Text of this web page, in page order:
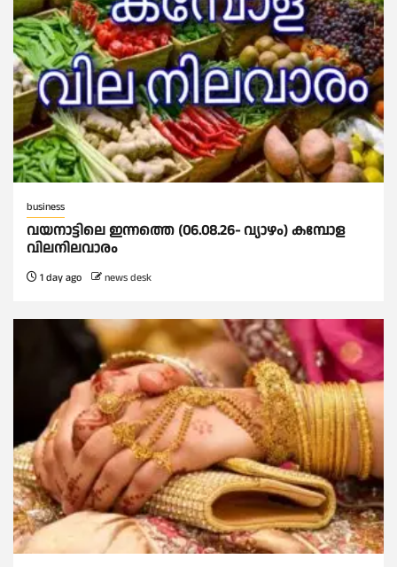
business
വയനാട്ടിലെ ഇന്നത്തെ (06.08.26- വ്യാഴം) കമ്പോള
വിലനിലവാരം
1 day ago news desk